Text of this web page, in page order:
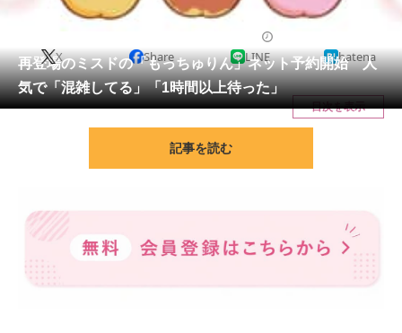
リサーチ
会員記事
メディア
スマホと通信の最新トレンド
進化するPCとデバイスの未来
再登場のミスドの「もっちゅりん」ネット予約開始 人
気で「混雑してる」「1時間以上待った」
X Share LINE hatena
目次を表示
記事を読む